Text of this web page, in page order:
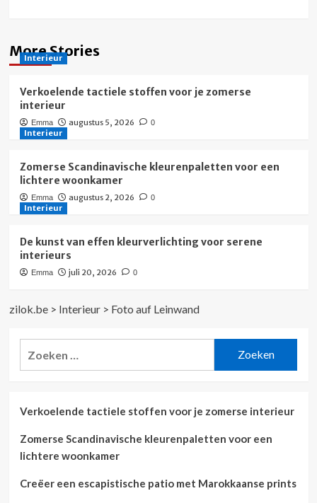
More Stories
Interieur
Verkoelende tactiele stoffen voor je zomerse
interieur
Emma augustus 5, 2026 0
Interieur
Zomerse Scandinavische kleurenpaletten voor een
lichtere woonkamer
Emma augustus 2, 2026 0
Interieur
De kunst van effen kleurverlichting voor serene
interieurs
Emma juli 20, 2026 0
zilok.be> Interieur> Foto auf Leinwand
Verkoelende tactiele stoffen voor je zomerse interieur
Zomerse Scandinavische kleurenpaletten voor een
lichtere woonkamer
Creëer een escapistische patio met Marokkaanse prints